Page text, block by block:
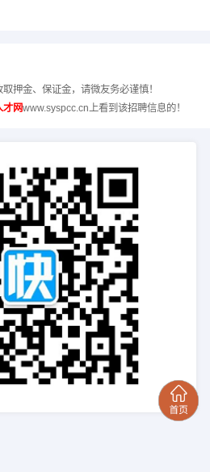
押金、保证金，请微友务必谨慎！
才网www.syspcc.cn上看到该招聘信息的！